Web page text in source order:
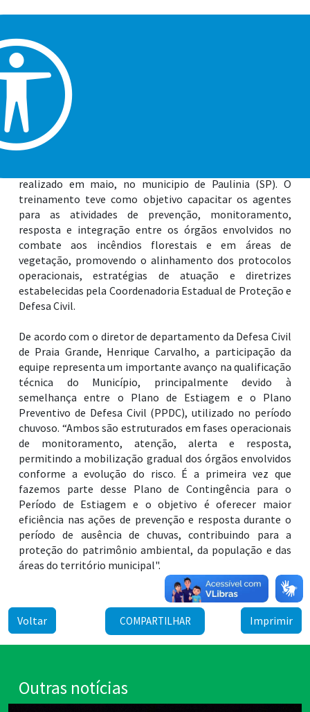
A Defesa Civil de Praia Grande aderiu ao Programa São
de prevenção, preparação e resposta aos incêndios em
vegetação. Com isso, o Município agora compõe o Plano
de Contingência para o Período de Estiagem,
fortalecendo sua atuação no enfrentamento aos riscos
decorrentes da temporada seca.
Como parte das ações preparatórias para a Operação São
Paulo Sem Fogo 2026, a equipe da Defesa Civil de Praia
realizado em maio, no município de Paulínia (SP). O
treinamento teve como objetivo capacitar os agentes
para as atividades de prevenção, monitoramento,
resposta e integração entre os órgãos envolvidos no
combate aos incêndios florestais e em áreas de
vegetação, promovendo o alinhamento dos protocolos
operacionais, estratégias de atuação e diretrizes
estabelecidas pela Coordenadoria Estadual de Proteção e
Defesa Civil.
De acordo com o diretor de departamento da Defesa Civil
de Praia Grande, Henrique Carvalho, a participação da
equipe representa um importante avanço na qualificação
técnica do Município, principalmente devido à
semelhança entre o Plano de Estiagem e o Plano
Preventivo de Defesa Civil (PPDC), utilizado no período
chuvoso. “Ambos são estruturados em fases operacionais
de monitoramento, atenção, alerta e resposta,
permitindo a mobilização gradual dos órgãos envolvidos
conforme a evolução do risco. É a primeira vez que
fazemos parte desse Plano de Contingência para o
Período de Estiagem e o objetivo é oferecer maior
eficiência nas ações de prevenção e resposta durante o
período de ausência de chuvas, contribuindo para a
proteção do patrimônio ambiental, da população e das
áreas do território municipal".
Voltar COMPARTILHAR Imprimir
Outras notícias